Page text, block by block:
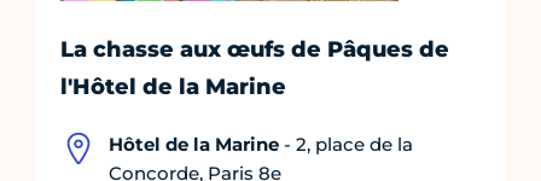
La chasse aux œufs de Pâques de
l'Hôtel de la Marine
Hôtel de la Marine - 2, place de la
Concorde, Paris 8e